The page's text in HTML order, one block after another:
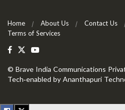
Home About Us Contact Us
Terms of Services
© Brave India Communications
Tech-enabled by Ananthapuri